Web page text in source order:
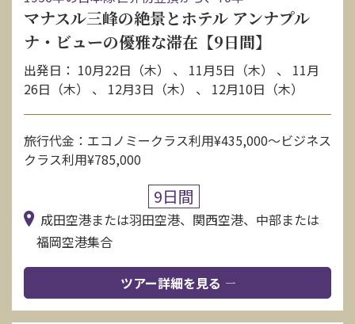
マナスル三峰の絶景とホテル アンナプル
ナ・ビューの優雅な滞在【9日間】
出発日： 10月22日（木） 、 11月5日（木） 、 11月
26日（木） 、 12月3日（木） 、 12月10日（木）
旅行代金：エコノミークラス利用¥435,000〜ビジネス
クラス利用¥785,000
9日間
成田空港または羽田空港、関西空港、中部または
福岡空港集合
ツアー詳細を見る